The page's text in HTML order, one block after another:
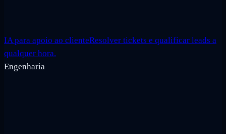
IA para apoio ao clienteResolver tickets e qualificar leads a
qualquer hora.
Engenharia